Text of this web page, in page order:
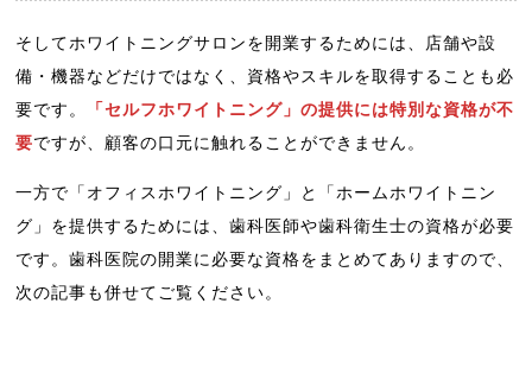
そしてホワイトニングサロンを開業するためには、店舗や設
備・機器などだけではなく、資格やスキルを取得することも必
要です。
「セルフホワイトニング」の提供には特別な資格が不
要ですが、顧客の口元に触れることができません。
一方で「オフィスホワイトニング」と「ホームホワイトニン
グ」を提供するためには、歯科医師や歯科衛生士の資格が必要
です。歯科医院の開業に必要な資格をまとめてありますので、
次の記事も併せてご覧ください。